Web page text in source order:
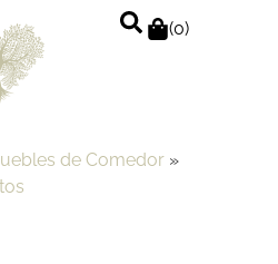
(0)
de Comedor »